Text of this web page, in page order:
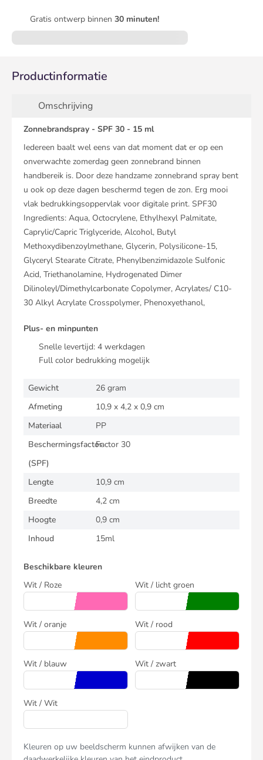
Gratis ontwerp binnen 30 minuten!
Productinformatie
Omschrijving
Zonnebrandspray - SPF 30 - 15 ml
Iedereen baalt wel eens van dat moment dat er op een
onverwachte zomerdag geen zonnebrand binnen
handbereik is. Door deze handzame zonnebrand spray bent
u ook op deze dagen beschermd tegen de zon. Erg mooi
vlak bedrukkingsoppervlak voor digitale print. SPF30
Ingredients: Aqua, Octocrylene, Ethylhexyl Palmitate,
Caprylic/Capric Triglyceride, Alcohol, Butyl
Methoxydibenzoylmethane, Glycerin, Polysilicone-15,
Glyceryl Stearate Citrate, Phenylbenzimidazole Sulfonic
Acid, Triethanolamine, Hydrogenated Dimer
Dilinoleyl/Dimethylcarbonate Copolymer, Acrylates/ C10-
30 Alkyl Acrylate Crosspolymer, Phenoxyethanol,
Plus- en minpunten
Snelle levertijd: 4werkdagen
Full color bedrukking mogelijk
Gewicht
26 gram
Afmeting
10,9 x 4,2 x 0,9 cm
Materiaal
PP
Beschermingsfactor
(SPF)
Factor 30
Lengte
10,9 cm
Breedte
4,2 cm
Hoogte
0,9 cm
Inhoud
15ml
Beschikbare kleuren
Wit / Roze
Wit / licht groen
Wit / oranje Wit / rood
Wit / blauw Wit / zwart
Wit / Wit
Kleuren op uw beeldscherm kunnen afwijken van de